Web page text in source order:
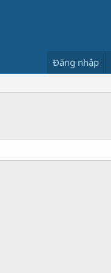
Đăng nhập